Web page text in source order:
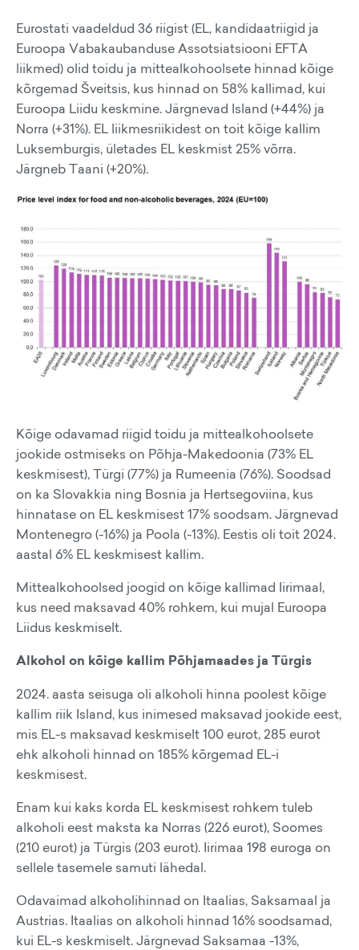
Eurostati vaadeldud 36 riigist (EL, kandidaatriigid ja
Euroopa Vabakaubanduse Assotsiatsiooni EFTA
liikmed) olid toidu ja mittealkohoolsete hinnad kõige
kõrgemad Šveitsis, kus hinnad on 58% kallimad, kui
Euroopa Liidu keskmine. Järgnevad Island (+44%) ja
Norra (+31%). EL liikmesriikidest on toit kõige kallim
Luksemburgis, ületades EL keskmist 25% võrra.
Järgneb Taani (+20%).
Kõige odavamad riigid toidu ja mittealkohoolsete
jookide ostmiseks on Põhja-Makedoonia (73% EL
keskmisest), Türgi (77%) ja Rumeenia (76%). Soodsad
on ka Slovakkia ning Bosnia ja Hertsegoviina, kus
hinnatase on EL keskmisest 17% soodsam. Järgnevad
Montenegro (-16%) ja Poola (-13%). Eestis oli toit 2024.
aastal 6% EL keskmisest kallim.
Mittealkohoolsed joogid on kõige kallimad Iirimaal,
kus need maksavad 40% rohkem, kui mujal Euroopa
Liidus keskmiselt.
Alkohol on kõige kallim Põhjamaades ja Türgis
2024. aasta seisuga oli alkoholi hinna poolest kõige
kallim riik Island, kus inimesed maksavad jookide eest,
mis EL-s maksavad keskmiselt 100 eurot, 285 eurot
ehk alkoholi hinnad on 185% kõrgemad EL-i
keskmisest.
Enam kui kaks korda EL keskmisest rohkem tuleb
alkoholi eest maksta ka Norras (226 eurot), Soomes
(210 eurot) ja Türgis (203 eurot). Iirimaa 198 euroga on
sellele tasemele samuti lähedal.
Odavaimad alkoholihinnad on Itaalias, Saksamaal ja
Austrias. Itaalias on alkoholi hinnad 16% soodsamad,
kui EL-s keskmiselt. Järgnevad Saksamaa -13%,